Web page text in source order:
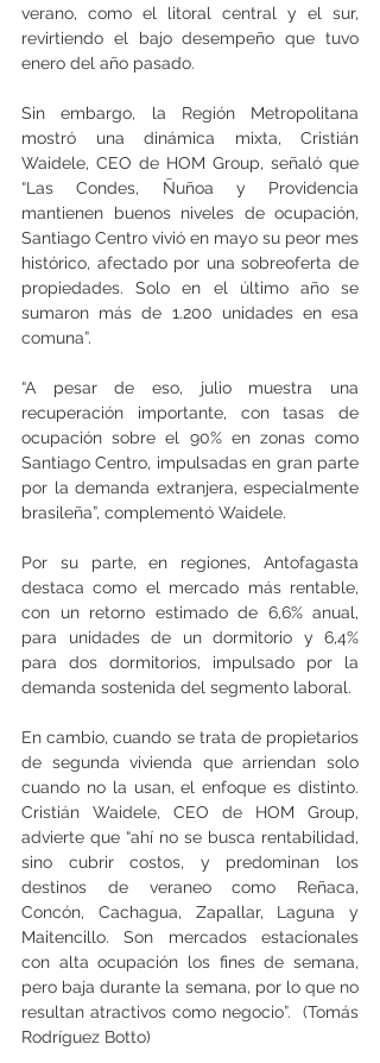
verano, como el litoral central y el sur,
revirtiendo el bajo desempeño que tuvo
enero del año pasado.
Sin embargo, la Región Metropolitana
mostró una dinámica mixta, Cristián
Waidele, CEO de HOM Group, señaló que
“Las Condes, Ñuñoa y Providencia
mantienen buenos niveles de ocupación,
Santiago Centro vivió en mayo su peor mes
histórico, afectado por una sobreoferta de
propiedades. Solo en el último año se
sumaron más de 1.200 unidades en esa
comuna”.
“A pesar de eso, julio muestra una
recuperación importante, con tasas de
ocupación sobre el 90% en zonas como
Santiago Centro, impulsadas en gran parte
por la demanda extranjera, especialmente
brasileña”, complementó Waidele.
Por su parte, en regiones, Antofagasta
destaca como el mercado más rentable,
con un retorno estimado de 6,6% anual,
para unidades de un dormitorio y 6,4%
para dos dormitorios, impulsado por la
demanda sostenida del segmento laboral.
En cambio, cuando se trata de propietarios
de segunda vivienda que arriendan solo
cuando no la usan, el enfoque es distinto.
Cristián Waidele, CEO de HOM Group,
advierte que “ahí no se busca rentabilidad,
sino cubrir costos, y predominan los
destinos de veraneo como Reñaca,
Concón, Cachagua, Zapallar, Laguna y
Maitencillo. Son mercados estacionales
con alta ocupación los fines de semana,
pero baja durante la semana, por lo que no
resultan atractivos como negocio”.  (Tomás
Rodríguez Botto)